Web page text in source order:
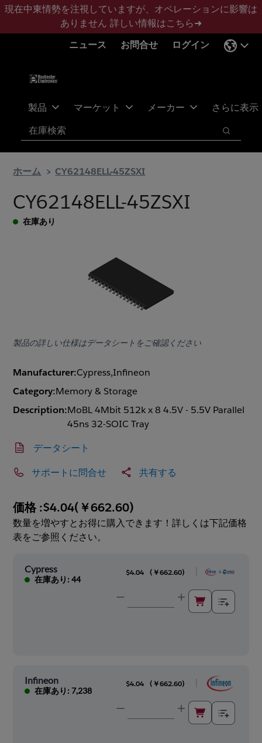
メ
ン
フ
タ
現在中東情勢を注視していますが、オペレーションに影響は
ありません 詳しい情報はこちら➜
ニュース
お問合せ ログイン
製品 マーケット メーカー さらに表示
検索
検索
ホーム CY62148ELL-45ZSXI
CY62148ELL-45ZSXI
在庫あり
製品の詳しい仕様はデータシートをご確認ください
Manufacturer:Cypress,Infineon
Category:Memory & Storage
Description:MoBL 4Mbit 512k x 8 4.5V - 5.5V Parallel
45ns 32-SOIC Tray
データシート
サポートに問合せ 共有する
価格 :$4.04(￥662.60)
数量を増やすとお得に購入できます！詳しくは下記価格
表をご参照ください。
Cypress
在庫あり: 44
$4.04 ( ￥662.60)
Infineon
在庫あり: 7,238
$4.04 ( ￥662.60)